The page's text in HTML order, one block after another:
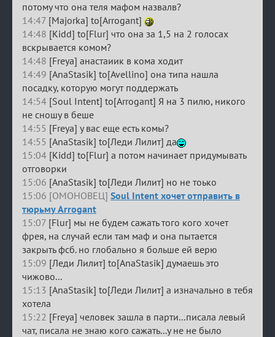
потому что она теля мафом назвалв?
14:47 [Majorka] to[Arrogant]
14:48 [Kidd] to[Flur] что она за 1,5 на 2 голосах
вскрывается комом?
14:48 [Freya] анастаиик в кома ходит
14:49 [AnaStasik] to[Avellino] она типа нашла
посадку, которую могут поддержать
14:54 [Soul Intent] to[Arrogant] Я на 3 пилю, никого
не сношу в беше
14:55 [Freya] у вас еще есть комы?
14:55 [AnaStasik] to[Леди Лилит] да
15:04 [Kidd] to[Flur] а потом начинает придумывать
отговорки
15:06 [AnaStasik] to[Леди Лилит] но не тоько
15:06 [ОМОНОВЕЦ] Soul Intent хочет отправить в
тюрьму Arrogant
15:07 [Flur] мы не будем сажать того кого хочет
фрея, на случай если там маф и она пытается
закрыть фсб. но глобально я больше ей верю
15:09 [Леди Лилит] to[AnaStasik] думаешь это
чижово...
15:13 [AnaStasik] to[Леди Лилит] а изначально в тебя
хотела
15:22 [Freya] человек зашла в парти...писала левый
чат, писала не знаю кого сажать...у не не было